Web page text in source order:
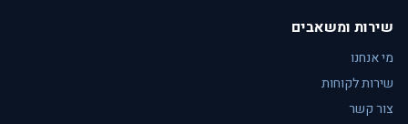
שירות ומשאבים
מי אנחנו
שירות לקוחות
צור קשר